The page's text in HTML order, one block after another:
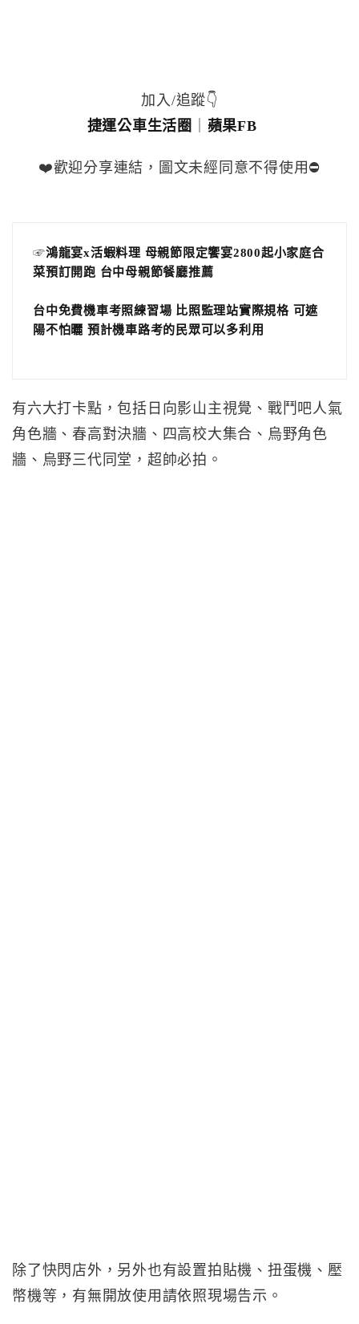
加入/追蹤👇
捷運公車生活圈
蘋果FB
❤️歡迎分享連結，圖文未經同意不得使用⛔️
☞鴻龍宴x活蝦料理 母親節限定饗宴2800起小家庭合
菜預訂開跑 台中母親節餐廳推薦
台中免費機車考照練習場 比照監理站實際規格 可遮
陽不怕曬 預計機車路考的民眾可以多利用
有六大打卡點，包括日向影山主視覺、戰鬥吧人氣
角色牆、春高對決牆、四高校大集合、烏野角色
牆、烏野三代同堂，超帥必拍。
除了快閃店外，另外也有設置拍貼機、扭蛋機、壓
幣機等，有無開放使用請依照現場告示。